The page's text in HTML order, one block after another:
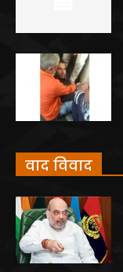
वाद विवाद